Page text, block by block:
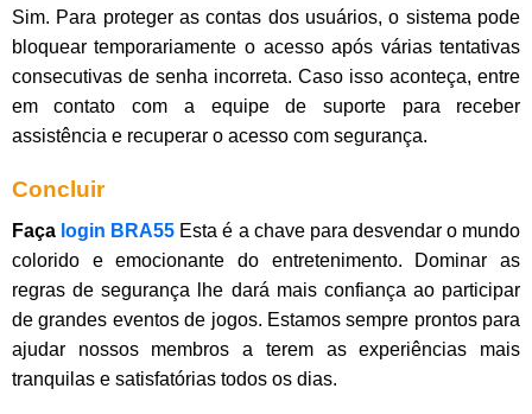
Sim. Para proteger as contas dos usuários, o sistema pode
bloquear temporariamente o acesso após várias tentativas
consecutivas de senha incorreta. Caso isso aconteça, entre
em contato com a equipe de suporte para receber
assistência e recuperar o acesso com segurança.
Concluir
Faça login BRA55 Esta é a chave para desvendar o mundo
colorido e emocionante do entretenimento. Dominar as
regras de segurança lhe dará mais confiança ao participar
de grandes eventos de jogos. Estamos sempre prontos para
ajudar nossos membros a terem as experiências mais
tranquilas e satisfatórias todos os dias.